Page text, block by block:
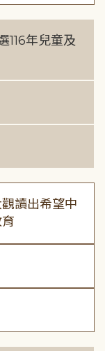
116年兒童及
觀讀出希望中